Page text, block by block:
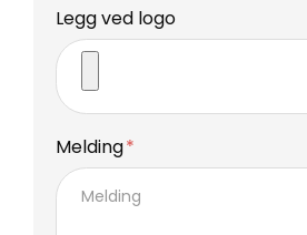
Legg ved logo
Melding